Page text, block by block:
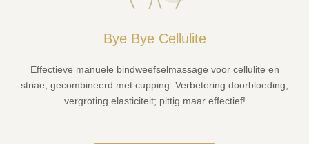
Bye Bye Cellulite
Effectieve manuele bindweefselmassage voor cellulite en
striae, gecombineerd met cupping. Verbetering doorbloeding,
vergroting elasticiteit; pittig maar effectief!